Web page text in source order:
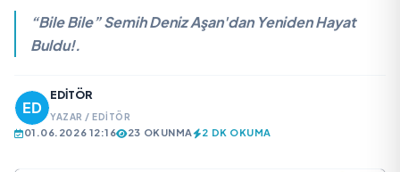
“Bile Bile” Semih Deniz Aşan'dan Yeniden Hayat
Buldu!.
EDITÖR
YAZAR / EDITÖR
01.06.2026 12:16 23 OKUNMA 2 DK OKUMA